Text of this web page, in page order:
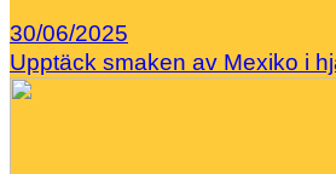
30/06/2025
Upptäck smaken av Mexiko i